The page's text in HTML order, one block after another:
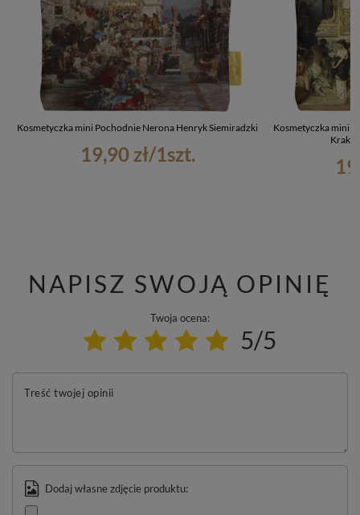
Kosmetyczka mini Pochodnie Nerona Henryk Siemiradzki
19,90 zł/1szt.
Kosmetyczka mini
NAPISZ SWOJĄ OPINIĘ
Twoja ocena:
5/5
Treść twojej opinii
Dodaj własne zdjęcie produktu: